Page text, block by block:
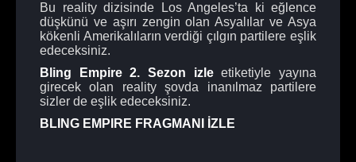
Bu reality dizisinde Los Angeles’ta ki eğlence
düşkünü ve aşırı zengin olan Asyalılar ve Asya
kökenli Amerikalıların verdiği çılgın partilere eşlik
edeceksiniz.
Bling Empire 2. Sezon izleetiketiyle yayına
girecek olan reality şovda inanılmaz partilere
sizler de eşlik edeceksiniz.
BLING EMPIRE FRAGMANI İZLE